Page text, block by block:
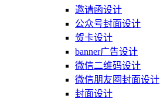
邀请函设计
公众号封面设计
贺卡设计
banner广告设计
微信二维码设计
微信朋友圈封面设计
封面设计